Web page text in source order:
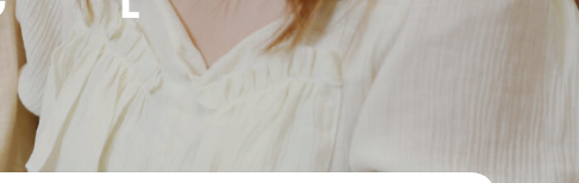
DISEASES AND CONDITIONS
22 APR 2026
Melioidosis (မယ်လီယွိုက်ဒိုး
ဆစ် ပြင်းထန်ကူးစက်ရောဂါ)
29 AUG 2024
CLL HEALTH unveils
Shin Saw Pu Clinic in
Yangon, advancing